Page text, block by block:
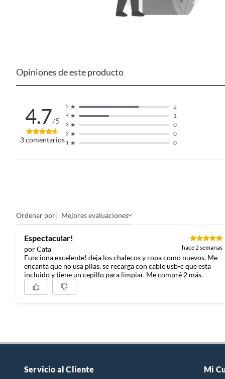
Opiniones de este producto
4.7/5
3comentarios 1 0
2 0
3 0
4 1
5 2
Ordenar por: Mejores evaluaciones
Espectacular!
por Cata hace 2 semanas
Funciona excelente! deja los chalecos y ropa como nuevos. Me
encanta que no usa pilas, se recarga con cable usb-c que esta
incluido y tiene un cepillo para limpiar. Me compré 2 más.
Servicio al Cliente Mi